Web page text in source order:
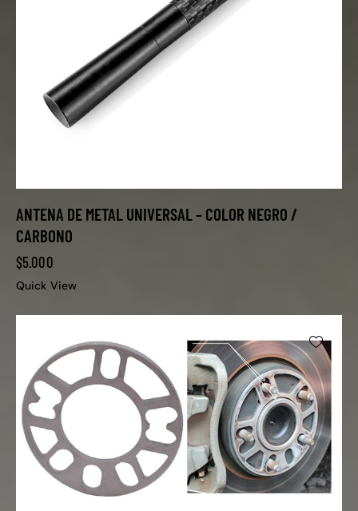
ANTENA DE METAL UNIVERSAL – COLOR NEGRO /
CARBONO
$5.000
Quick View